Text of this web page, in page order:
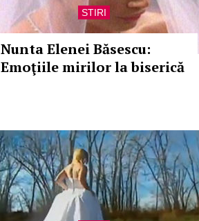
STIRI
Nunta Elenei Băsescu:
Emoţiile mirilor la biserică